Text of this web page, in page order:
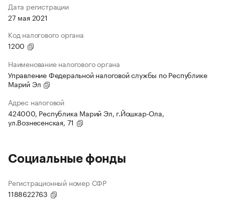
Дата регистрации
27 мая 2021
Код налогового органа
1200
Наименование налогового органа
Управление Федеральной налоговой службы по Республике
Марий Эл
Адрес налоговой
424000, Республика Марий Эл, г.Йошкар-Ола,
ул.Вознесенская, 71
Социальные фонды
Регистрационный номер СФР
1188622763